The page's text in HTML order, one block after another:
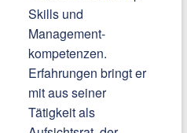
Skills und
Management-
kompetenzen.
Erfahrungen bringt er
mit aus seiner
Tätigkeit als